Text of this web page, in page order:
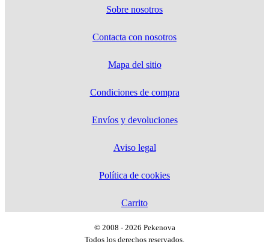
Sobre nosotros
Contacta con nosotros
Mapa del sitio
Condiciones de compra
Envíos y devoluciones
Aviso legal
Política de cookies
Carrito
© 2008 - 2026 Pekenova
Todos los derechos reservados.